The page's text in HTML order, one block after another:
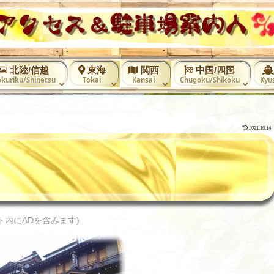
北陸/信越
Shinetsu
東海
Tokai
関西
Kansai
中国/四国
Chugoku/Shikoku
2021.10.14
内にADを含みます)